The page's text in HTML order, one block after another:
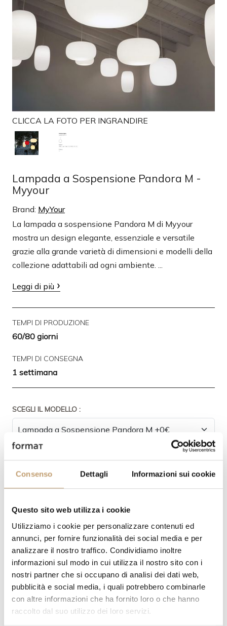
Consenso Dettagli Informazioni sui cookie
Questo sito web utilizza i cookie
Utilizziamo i cookie per personalizzare contenuti ed
annunci, per fornire funzionalità dei social media e per
analizzare il nostro traffico. Condividiamo inoltre
informazioni sul modo in cui utilizza il nostro sito con i
nostri partner che si occupano di analisi dei dati web,
pubblicità e social media, i quali potrebbero combinarle
con altre informazioni che ha fornito loro o che hanno
raccolto dal suo utilizzo dei loro servizi.
o
CLICCA LA FOTO PER INGRANDIRE
Lampada a Sospensione Pandora M -
Myyour
Brand: MyYour
La lampada a sospensione Pandora M di Myyour
mostra un design elegante, essenziale e versatile
grazie alla grande varietà di dimensioni e modelli della
collezione adattabili ad ogni ambiente. ...
Leggi di più
TEMPI DI PRODUZIONE
60/80 giorni
TEMPI DI CONSEGNA
1 settimana
SCEGLI IL MODELLO :
QUANTITÀ PREZZO
€ 490,00
€ 392,00
-20 %